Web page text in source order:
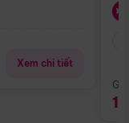
Xem chi tiết